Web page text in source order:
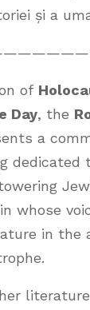
și a
of
Day, the
a
dedicated
whose
in the